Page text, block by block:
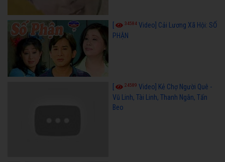
34584 Video] Cải Lương Xã Hội: SỐ
PHẬN
24589 Video] Kẻ Chợ Người Quê -
Vũ Linh, Tài Linh, Thanh Ngân, Tấn
Beo